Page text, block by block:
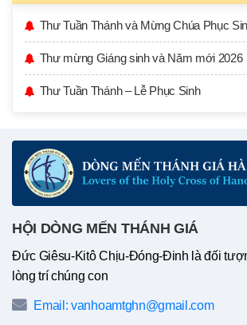
Thư Tuần Thánh và Mừng Chúa Phục
Thư mừng Giáng sinh và Năm mới 2026
Thư Tuần Thánh – Lễ Phục Sinh
HỘI DÒNG MẾN THÁNH GIÁ
Đức Giêsu-Kitô Chịu-Đóng-Đinh là đối
lòng trí chúng con
Email: vanhoamtghn@gmail.com